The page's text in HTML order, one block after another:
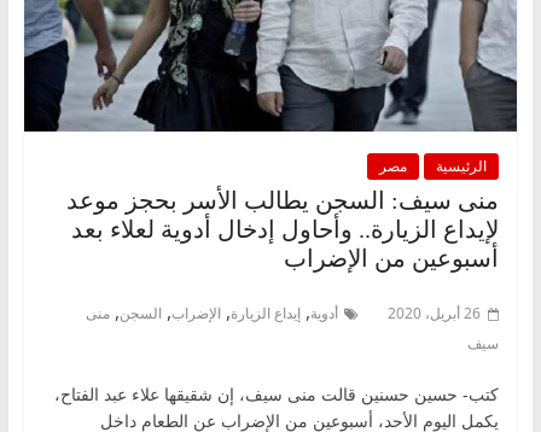
الرئيسية مصر
منى سيف: السجن يطالب الأسر بحجز موعد
لإيداع الزيارة.. وأحاول إدخال أدوية لعلاء بعد
أسبوعين من الإضراب
26 أبريل، 2020 أدوية, إيداع الزيارة, الإضراب, السجن, منى
سيف
كتب- حسين حسنين قالت منى سيف، إن شقيقها علاء عبد الفتاح،
يكمل اليوم الأحد، أسبوعين من الإضراب عن الطعام داخل